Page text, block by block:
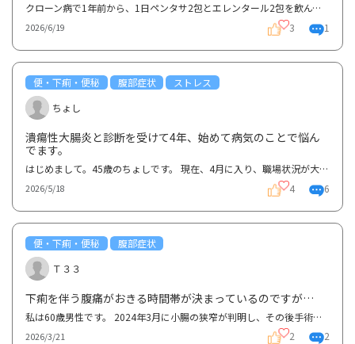
クローン病で1年前から、1日ペンタサ2包とエレンタール2包を飲んでいます。ペンタサによる副作用がある...
2026/6/19 3 1
便・下痢・便秘 腹部症状
ストレス
ちょし
潰瘍性大腸炎と診断を受けて4年、始めて病気のことで悩ん
でます。
はじめまして。45歳のちょしです。 現在、4月に入り、職場状況が大きく変わり、腹痛が強くなったため、...
2026/5/18 4 6
便・下痢・便秘
腹部症状
Ｔ３３
下痢を伴う腹痛がおきる時間帯が決まっているのですが…
私は60歳男性です。 2024年3月に小腸の狭窄が判明し、その後手術、病理検査でクローン病との診断が下り...
2026/3/21 2 2